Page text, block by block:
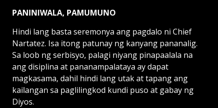
PANINIWALA, PAMUMUNO
Hindi lang basta seremonya ang pagdalo ni Chief
Nartatez. Isa itong patunay ng kanyang pananalig.
Sa loob ng serbisyo, palagi niyang pinapaalala na
ang disiplina at pananampalataya ay dapat
magkasama, dahil hindi lang utak at tapang ang
kailangan sa paglilingkod kundi puso at gabay ng
Diyos.